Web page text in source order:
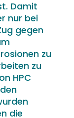
Damit
nur bei
gegen
zu
zu
HPC
die